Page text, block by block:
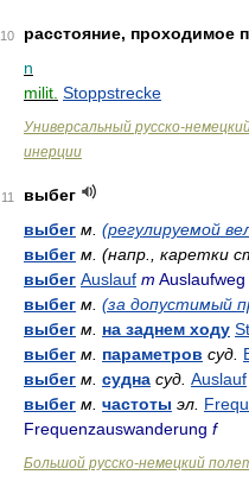
10
расстояние, проходимое
n
milit. Stoppstrecke
Универсальный русско-
инерции
11
выбег
выбег м. (регулируемой
выбег м. (напр., каретки
выбег Auslauf m Auslaufweg
выбег м. (за допустимый
выбег м. на заднем ходу
выбег м. параметров суд.
выбег м. судна суд. Auslauf
выбег м. частоты эл.
Frequenzauswanderung f
Большой русско-немецкий